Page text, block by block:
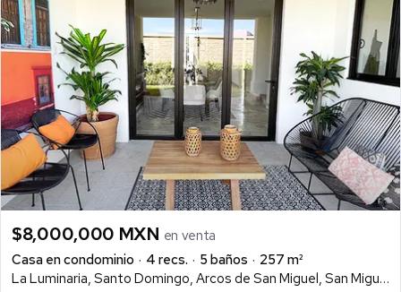
$8,000,000 MXN en venta
Casa en condominio
4 recs. 5 baños
257 m²
La Luminaria, Santo Domingo, Arcos de San Miguel, San Miguel de Allende